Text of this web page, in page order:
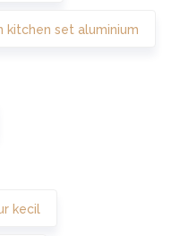
kitchen set aluminium
kecil